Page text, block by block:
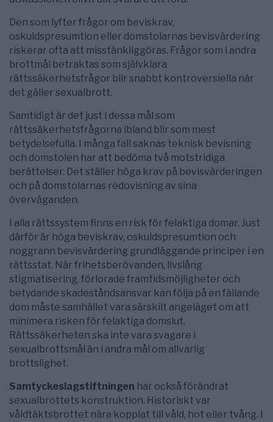
Den som lyfter frågor om beviskrav,
oskuldspresumtion eller domstolarnas bevisvärdering
riskerar ofta att misstänkliggöras. Frågor som i andra
brottmål betraktas som självklara
rättssäkerhetsfrågor blir snabbt kontroversiella när
det gäller sexualbrott.
Samtidigt är det just i dessa mål som
rättssäkerhetsfrågorna ibland blir som mest
betydelsefulla. I många fall saknas teknisk bevisning
och domstolen har att bedöma två motstridiga
berättelser. Det ställer höga krav på bevisvärderingen
och på domstolarnas redovisning av sina
överväganden.
I alla rättssystem finns en risk för felaktiga domar. Just
därför är höga beviskrav, oskuldspresumtion och
noggrann bevisvärdering grundläggande principer i en
rättsstat. När frihetsberövanden, livslång
stigmatisering, förlorade framtidsmöjligheter och
betydande skadeståndsansvar kan följa på en fällande
dom måste samhället vara särskilt angeläget om att
minimera risken för felaktiga domslut.
Rättssäkerheten ska inte vara svagare i
sexualbrottsmål än i andra mål om allvarlig
brottslighet.
Samtyckeslagstiftningen har också förändrat
sexualbrottets konstruktion. Historiskt var
våldtäktsbrottet nära kopplat till våld, hot eller tvång. I